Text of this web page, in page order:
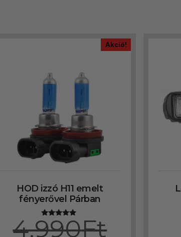
Akció!
HOD izzó H11 emelt
fényerővel Párban
Értékelés:
5.00
/ 5
4.990Ft